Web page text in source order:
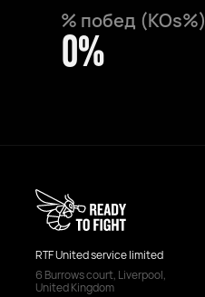
% побед (KOs%)
0%
RTF United service limited
6 Burrows court, Liverpool,
United Kingdom